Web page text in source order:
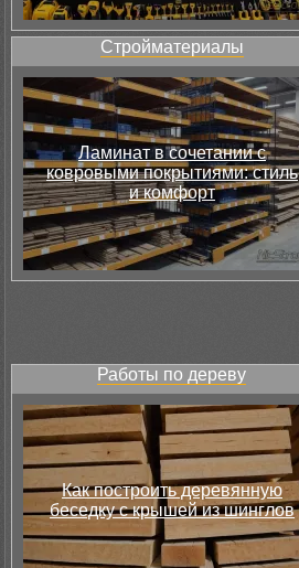
Стройматериалы
Ламинат в сочетании с
ковровыми покрытиями: стиль
и комфорт
Работы по дереву
Как построить деревянную
беседку с крышей из шинглов